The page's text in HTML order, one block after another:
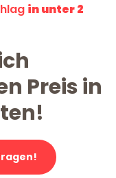
in unter 2
Preis in